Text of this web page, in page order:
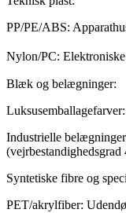
PP/PE/ABS:
Nylon/PC:
Blæk og belægninger:
Industrielle
(vejrbestandighedsgrad
Syntetiske fibre og
PET/akrylfiber: